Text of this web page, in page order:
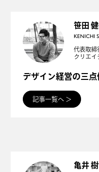
笹田
KENICHI
代表取締
クリエイ
デザイン経営の三点
「デザイン経営」とい
す。
記事一覧へ ＞
亀井